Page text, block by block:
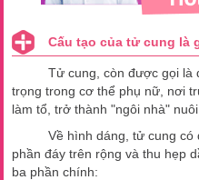
Cấu tạo của tử cung là
Tử cung, còn được gọi là
trọng trong cơ thể phụ nữ, nơi
làm tổ, trở thành "ngôi nhà"
Về hình dáng, tử cung có
phần đáy trên rộng và thu hẹp
ba phần chính: